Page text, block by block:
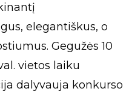
elegantiškus, o
Gegužės 10
vietos laiku
dalyvauja konkurso